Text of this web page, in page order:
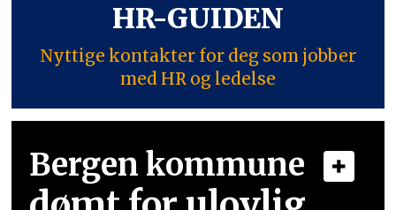
HR-GUIDEN
Nyttige kontakter for deg som jobber
med HR og ledelse
Bergen kommune